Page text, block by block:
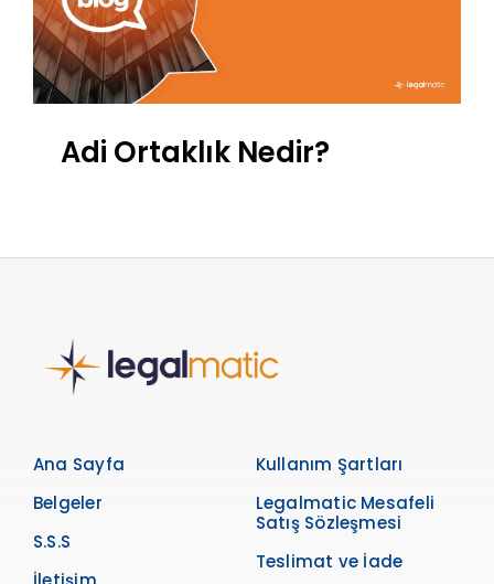
Adi Ortaklık Nedir?
Ana Sayfa
Belgeler
S.S.S
Kullanım Şartları
Legalmatic Mesafeli
Satış Sözleşmesi
Teslimat ve İade